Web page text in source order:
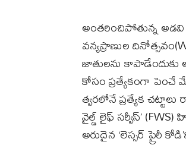
అంతరించిపోతున్న అడవి
వన్యప్రాణుల
జాతులను
కోసం ప్రత్యేకంగా పెంచే
త్వరలోనే ప్రత్యేక
వైల్డ్ లైఫ్ సర్వీస్’
అరుదైన ‘లెస్సర్ ప్రైరీ